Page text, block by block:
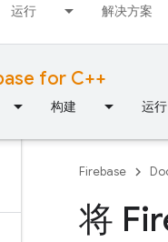
运行 解决方案
for C++
构建 运行
Firebase
将